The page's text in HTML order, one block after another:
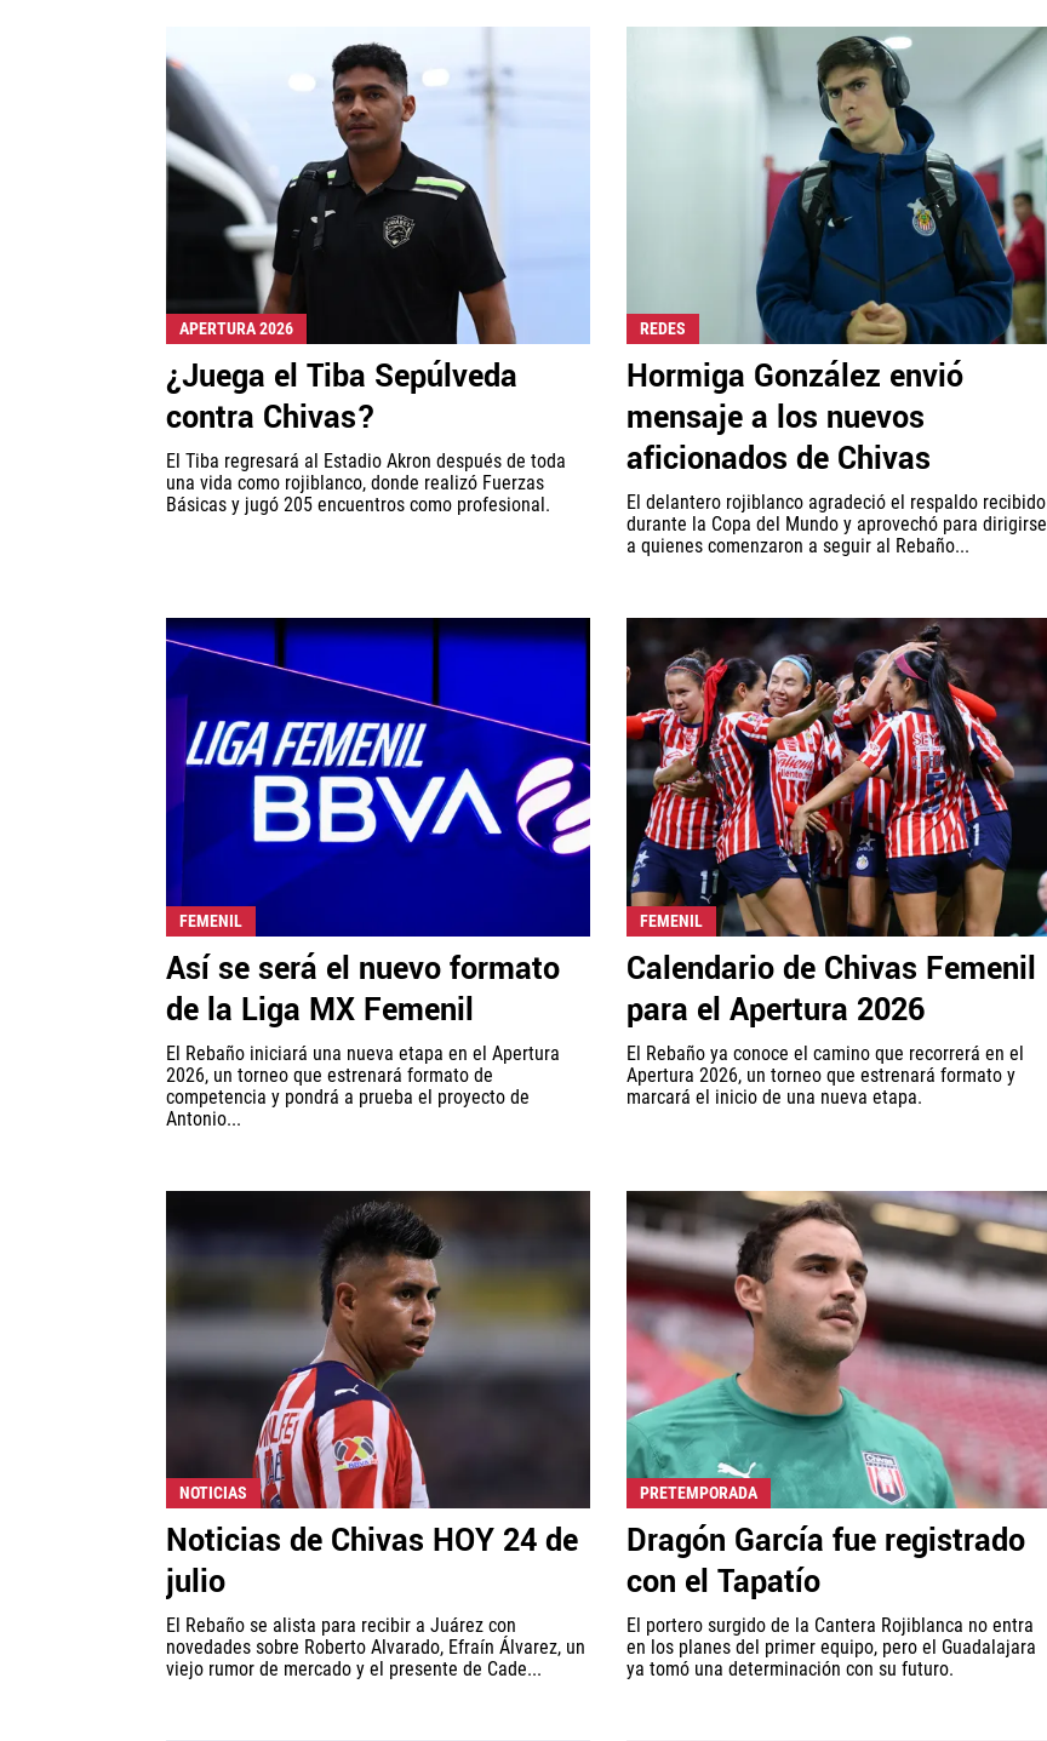
APERTURA 2026
¿Juega el Tiba Sepúlveda
contra Chivas?
El Tiba regresará al Estadio Akron después de toda
una vida como rojiblanco, donde realizó Fuerzas
Básicas y jugó 205 encuentros como profesional.
REDES
Hormiga González envió
mensaje a los nuevos
aficionados de Chivas
El delantero rojiblanco agradeció el respaldo recibido
durante la Copa del Mundo y aprovechó para dirigirse
a quienes comenzaron a seguir al Rebaño...
FEMENIL
Así se será el nuevo formato
de la Liga MX Femenil
El Rebaño iniciará una nueva etapa en el Apertura
2026, un torneo que estrenará formato de
competencia y pondrá a prueba el proyecto de
Antonio...
FEMENIL
Calendario de Chivas Femenil
para el Apertura 2026
El Rebaño ya conoce el camino que recorrerá en el
Apertura 2026, un torneo que estrenará formato y
marcará el inicio de una nueva etapa.
NOTICIAS
Noticias de Chivas HOY 24 de
julio
El Rebaño se alista para recibir a Juárez con
novedades sobre Roberto Alvarado, Efraín Álvarez, un
viejo rumor de mercado y el presente de Cade...
PRETEMPORADA
Dragón García fue registrado
con el Tapatío
El portero surgido de la Cantera Rojiblanca no entra
en los planes del primer equipo, pero el Guadalajara
ya tomó una determinación con su futuro.